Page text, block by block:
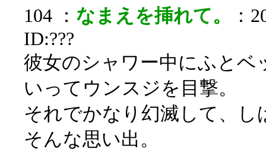
104 ： なまえを挿れて。
：
ID:???
彼女のシャワー中にふとベ
いってウンスジを目撃。
それでかなり幻滅して、
そんな思い出。